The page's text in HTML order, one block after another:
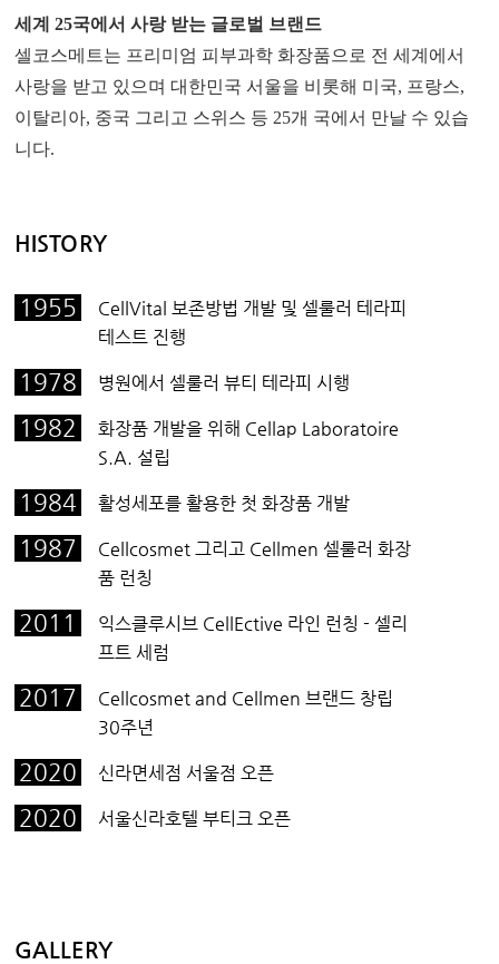
세계 25국에서 사랑 받는 글로벌 브랜드
셀코스메트는 프리미엄 피부과학 화장품으로 전 세계에서
사랑을 받고 있으며 대한민국 서울을 비롯해 미국, 프랑스,
이탈리아, 중국 그리고 스위스 등 25개 국에서 만날 수 있습
니다.
HISTORY
1955
CellVital 보존방법 개발 및 셀룰러 테라피
테스트 진행
1978 병원에서 셀룰러 뷰티 테라피 시행
1982
화장품 개발을 위해 Cellap Laboratoire
S.A. 설립
1984 활성세포를 활용한 첫 화장품 개발
1987
Cellcosmet 그리고 Cellmen 셀룰러 화장
품 런칭
2011
익스클루시브 CellEctive 라인 런칭 - 셀리
프트 세럼
2017
Cellcosmet and Cellmen 브랜드 창립
30주년
2020 신라면세점 서울점 오픈
2020 서울신라호텔 부티크 오픈
GALLERY